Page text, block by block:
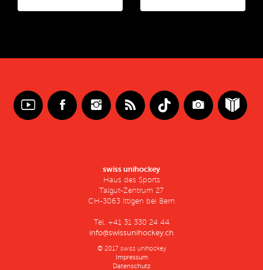
swiss unihockey
Haus des Sports
Talgut-Zentrum 27
CH-3063 Ittigen bei Bern
Tel. +41 31 330 24 44
info@swissunihockey.ch
© 2017 swiss unihockey
Impressum
Datenschutz